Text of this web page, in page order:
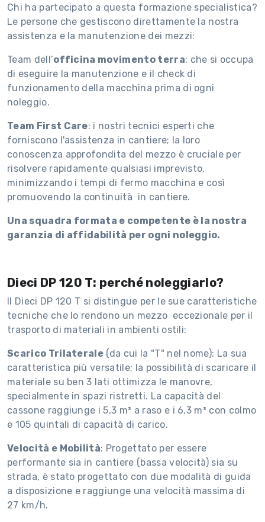
Chi ha partecipato a questa formazione specialistica?
Le persone che gestiscono direttamente la nostra
assistenza e la manutenzione dei mezzi:
Team dell’officina movimento terra: che si occupa
di eseguire la manutenzione e il check di
funzionamento della macchina prima di ogni
noleggio.
Team First Care: i nostri tecnici esperti che
forniscono l'assistenza in cantiere; la loro
conoscenza approfondita del mezzo è cruciale per
risolvere rapidamente qualsiasi imprevisto,
minimizzando i tempi di fermo macchina e così
promuovendo la continuità in cantiere.
Una squadra formata e competente è la nostra
garanzia di affidabilità per ogni noleggio.
Dieci DP 120 T: perché noleggiarlo?
Il Dieci DP 120 T si distingue per le sue caratteristiche
tecniche che lo rendono un mezzo eccezionale per il
trasporto di materiali in ambienti ostili:
Scarico Trilaterale (da cui la "T" nel nome): La sua
caratteristica più versatile; la possibilità di scaricare il
materiale su ben 3 lati ottimizza le manovre,
specialmente in spazi ristretti. La capacità del
cassone raggiunge i 5,3 m³ a raso e i 6,3 m³ con colmo
e 105 quintali di capacità di carico.
Velocità e Mobilità: Progettato per essere
performante sia in cantiere (bassa velocità) sia su
strada, è stato progettato con due modalità di guida
a disposizione e raggiunge una velocità massima di
27 km/h.